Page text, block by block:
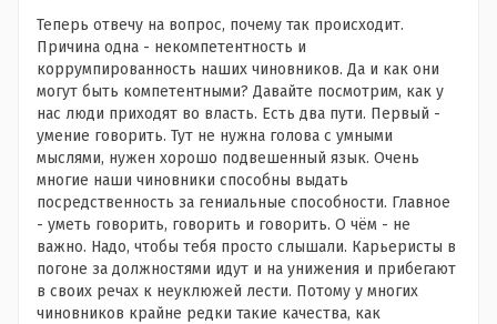
Теперь отвечу на вопрос, почему так происходит.
Причина одна - некомпетентность и
коррумпированность наших чиновников. Да и как они
могут быть компетентными? Давайте посмотрим, как у
нас люди приходят во власть. Есть два пути. Первый -
умение говорить. Тут не нужна голова с умными
мыслями, нужен хорошо подвешенный язык. Очень
многие наши чиновники способны выдать
посредственность за гениальные способности. Главное
- уметь говорить, говорить и говорить. О чём - не
важно. Надо, чтобы тебя просто слышали. Карьеристы в
погоне за должностями идут и на унижения и прибегают
в своих речах к неуклюжей лести. Потому у многих
чиновников крайне редки такие качества, как